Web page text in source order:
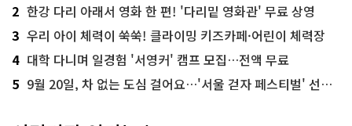
2 한강 다리 아래서 영화 한 편! '다리밑 영화관' 무료 상영
3 우리 아이 체력이 쑥쑥! 클라이밍 키즈카페·어린이 체력장
4 대학 다니며 일경험 '서영커' 캠프 모집…전액 무료
5 9월 20일, 차 없는 도심 걸어요…'서울 걷자 페스티벌' 선착순 5천명